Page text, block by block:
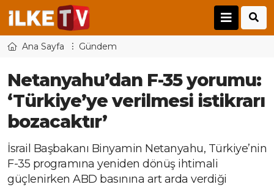
Ana Sayfa Gündem
Netanyahu’dan F-35 yorumu:
‘Türkiye’ye verilmesi istikrarı
bozacaktır’
İsrail Başbakanı Binyamin Netanyahu, Türkiye’nin
F-35 programına yeniden dönüş ihtimali
güçlenirken ABD basınına art arda verdiği